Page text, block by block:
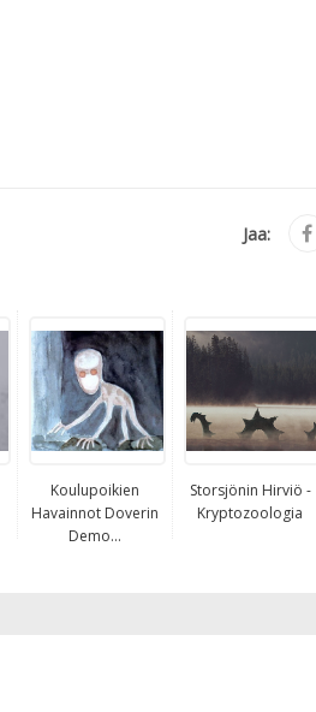
Jaa:
Koulupoikien
Havainnot Doverin
Demo...
Storsjönin Hirviö -
Kryptozoologia